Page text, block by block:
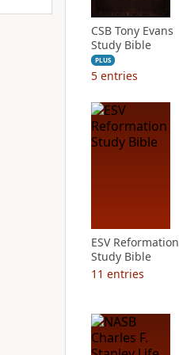
CSB Tony Evans
Study Bible
PLUS
5 entries
ESV Reformation
Study Bible
11 entries